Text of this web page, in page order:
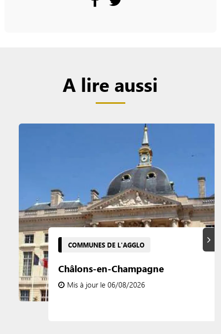
A lire aussi
COMMUNES DE L'AGGLO
Châlons-en-Champagne
Mis à jour le 06/08/2026